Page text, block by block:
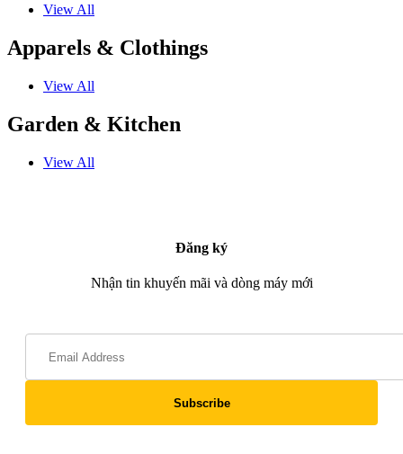
View All
Apparels & Clothings
View All
Garden & Kitchen
View All
Đăng ký
Nhận tin khuyến mãi và dòng máy mới